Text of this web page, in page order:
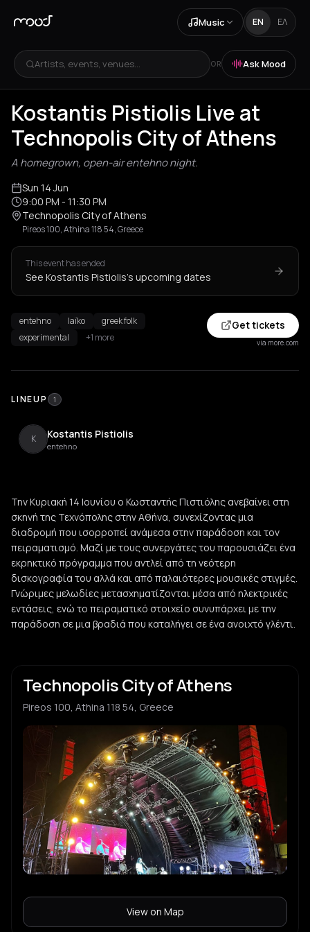
Music EN ΕΛ
Artists, events, venues... OR Ask Mood
Kostantis Pistiolis Live at
Technopolis City of Athens
A homegrown, open-air entehno night.
Sun 14 Jun
9:00 PM - 11:30 PM
Technopolis City of Athens
Pireos 100, Athina 118 54, Greece
This event has ended
See Kostantis Pistiolis's upcoming dates
entehno laïko
greek folk
experimental
+1 more
Get tickets
via more.com
LINEUP 1
K Kostantis Pistiolis
entehno
Την Κυριακή 14 Ιουνίου ο Κωσταντής Πιστιόλης ανεβαίνει στη
σκηνή της Τεχνόπολης στην Αθήνα, συνεχίζοντας μια
διαδρομή που ισορροπεί ανάμεσα στην παράδοση και τον
πειραματισμό. Μαζί με τους συνεργάτες του παρουσιάζει ένα
εκρηκτικό πρόγραμμα που αντλεί από τη νεότερη
δισκογραφία του αλλά και από παλαιότερες μουσικές στιγμές.
Γνώριμες μελωδίες μετασχηματίζονται μέσα από ηλεκτρικές
εντάσεις, ενώ το πειραματικό στοιχείο συνυπάρχει με την
παράδοση σε μια βραδιά που καταλήγει σε ένα ανοιχτό γλέντι.
Technopolis City of Athens
Pireos 100, Athina 118 54, Greece
View on Map